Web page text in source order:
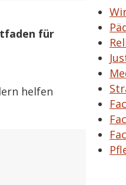
für
helfen